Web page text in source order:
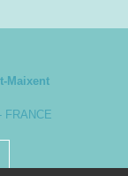
Maixent
FRANCE